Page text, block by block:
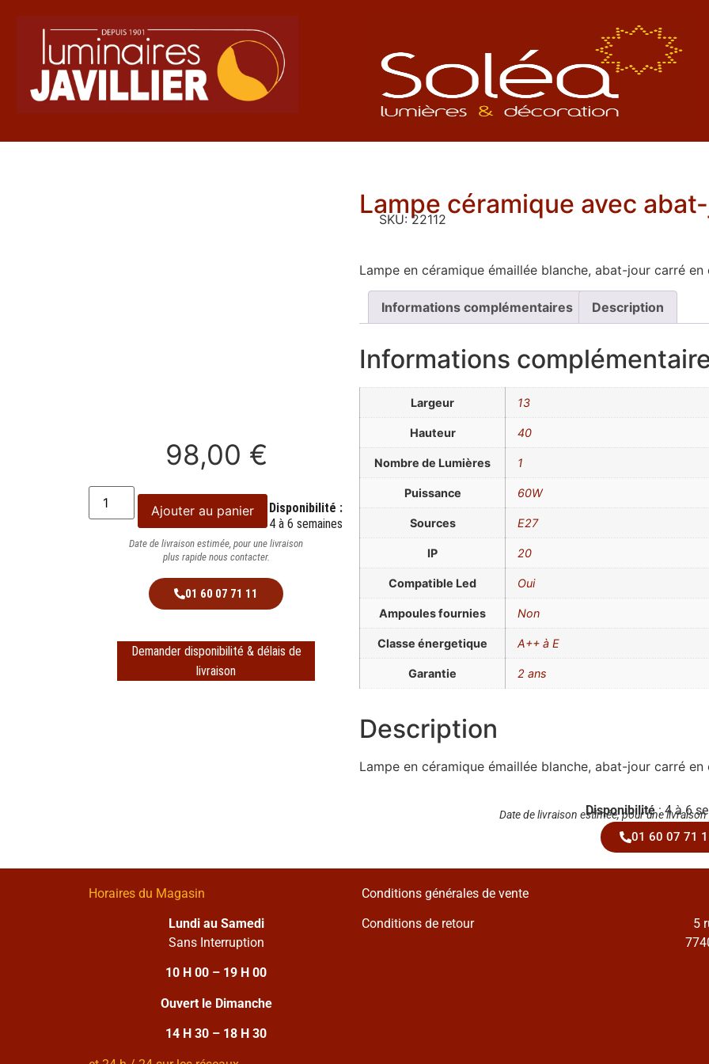
98,00 €
Ajouter au panier
Disponibilité :
4 à 6 semaines
Date de livraison estimée, pour une livraison
plus rapide nous contacter.
01 60 07 71 11
Demander disponibilité & délais de
livraison
Lampe céramique avec
SKU: 22112
Lampe en céramique émaillée blanche, abat-jour carré
Informations complémentaires Description
Informations
Largeur 13
Hauteur 40
Nombre de Lumières 1
Puissance 60W
Sources E27
IP 20
Compatible Led Oui
Ampoules fournies Non
Classe énergetique A++ à E
Garantie 2 ans
Description
Lampe en céramique émaillée blanche, abat-jour carré
Disponibilité: 4 à 6
Date de livraison estimée, pour une
01 60 07 71
Horaires du Magasin
Lundi au Samedi
Sans Interruption
10 H 00 – 19 H 00
Ouvert le Dimanche
14 H 30 – 18 H 30
Conditions générales de vente
Conditions de retour
5